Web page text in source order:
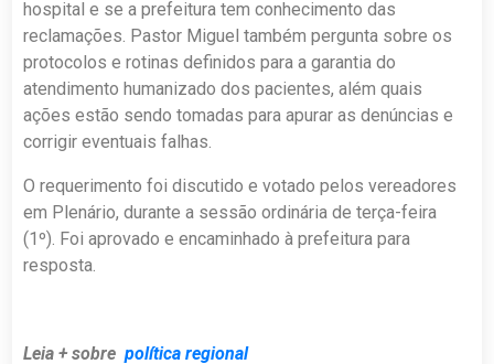
hospital e se a prefeitura tem conhecimento das
reclamações. Pastor Miguel também pergunta sobre os
protocolos e rotinas definidos para a garantia do
atendimento humanizado dos pacientes, além quais
ações estão sendo tomadas para apurar as denúncias e
corrigir eventuais falhas.
O requerimento foi discutido e votado pelos vereadores
em Plenário, durante a sessão ordinária de terça-feira
(1º). Foi aprovado e encaminhado à prefeitura para
resposta.
Leia + sobre política regional